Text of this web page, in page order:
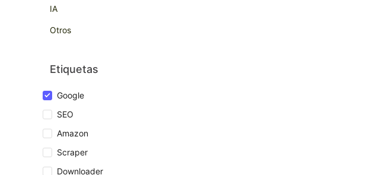
IA
Otros
Etiquetas
Google
SEO
Amazon
Scraper
Downloader